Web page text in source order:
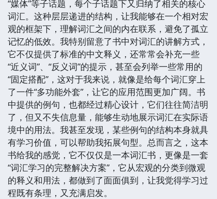
“媒体”等子话题，每个子话题下又归纳了相关的核心
词汇。这种层层递进的结构，让我能够在一个相对宏
观的框架下，理解词汇之间的内在联系，避免了孤立
记忆的低效。我特别留意了书中对词汇的讲解方式，
它不仅提供了标准的中文释义，还常常会补充一些
“近义词”、“反义词”的提示，甚至会列举一些常用的
“固定搭配”，这对于我来说，就像是给每个词汇穿上
了一件“多功能外套”，让它的应用范围更加广阔。书
中提供的例句，也都经过精心设计，它们往往简洁明
了，但又不失信息量，能够生动地展示词汇在实际语
境中的用法。我甚至发现，某些例句的结构本身就具
有学习价值，可以帮助我拓展句型。总而言之，这本
书给我的感觉，它不仅仅是一本词汇书，更像是一套
“词汇学习的完整解决方案”，它从宏观的分类到微观
的释义和用法，都做到了面面俱到，让我觉得学习过
程既有条理，又充满启发。